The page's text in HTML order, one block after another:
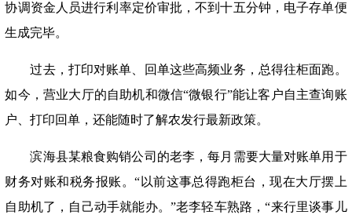
协调资金人员进行利率定价审批，不到十五分钟，电子存单便
生成完毕。
过去，打印对账单、回单这些高频业务，总得往柜面跑。
如今，营业大厅的自助机和微信“微银行”能让客户自主查询账
户、打印回单，还能随时了解农发行最新政策。
滨海县某粮食购销公司的老李，每月需要大量对账单用于
财务对账和税务报账。“ 以前这事总得跑柜台，现在大厅摆上
自助机了，自己动手就能办。 ”老李轻车熟路，“来行里谈事儿